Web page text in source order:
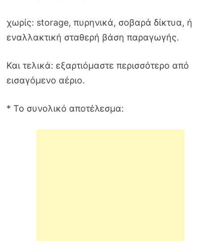
χωρίς: storage, πυρηνικά, σοβαρά δίκτυα, ή
εναλλακτική σταθερή βάση παραγωγής.
Και τελικά: εξαρτιόμαστε περισσότερο από
εισαγόμενο αέριο.
* Το συνολικό αποτέλεσμα: